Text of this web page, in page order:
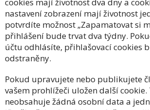
nastavení zobrazení mají životnost
potvrdíte možnost „Zapamatovat si
přihlášení bude trvat dva týdny.
účtu odhlásíte, přihlašovací cookies
odstraněny.
Pokud upravujete nebo publikujete
vašem prohlížeči uložen další cookie.
neobsahuje žádná osobní data a